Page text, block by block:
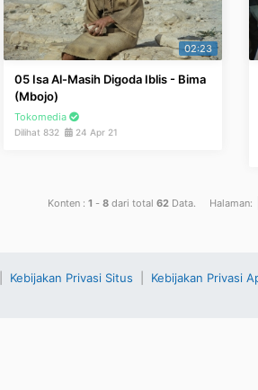
02:23
05 Isa Al-Masih Digoda Iblis - Bima
(Mbojo)
Tokomedia
Dilihat 832 24 Apr 21
Konten : 1 - 8 dari total 62 Data. Halaman:
Kebijakan Privasi Situs Kebijakan Privasi